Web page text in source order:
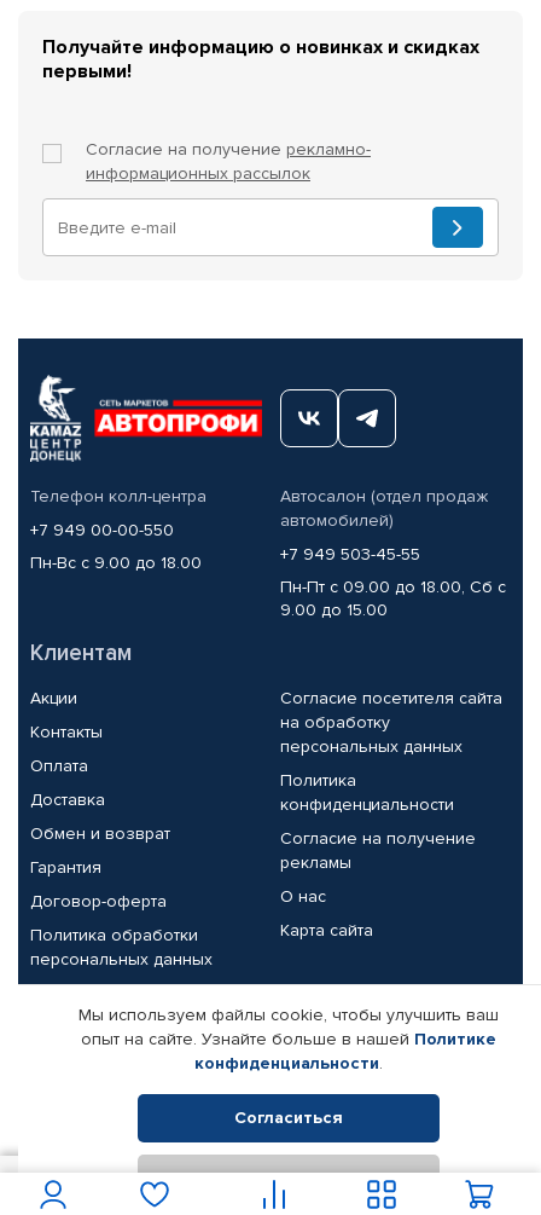
Получайте информацию о новинках и скидках
первыми!
Согласие на получение рекламно-
информационных рассылок
Телефон колл-центра
+7 949 00-00-550
Пн-Вс с 9.00 до 18.00
Автосалон (отдел продаж
автомобилей)
+7 949 503-45-55
Пн-Пт с 09.00 до 18.00, Сб с
9.00 до 15.00
Клиентам
Акции
Контакты
Оплата
Доставка
Обмен и возврат
Гарантия
Договор-оферта
Политика обработки
персональных данных
Согласие посетителя сайта
на обработку
персональных данных
Политика
конфиденциальности
Согласие на получение
рекламы
О нас
Карта сайта
Партнерам
Корпоративным клиентам
Поставщикам
Реквизиты компании
© КАМАЗ ЦЕНТР ДОНЕЦК, 2015-2026. Все права защищены.
Интернет-магазин автомобильных товаров Автопрофи.
Мы используем файлы cookie, чтобы улучшить ваш
опыт на сайте. Узнайте больше в нашей Политике
конфиденциальности.
Согласиться
Отклонить
В корзину